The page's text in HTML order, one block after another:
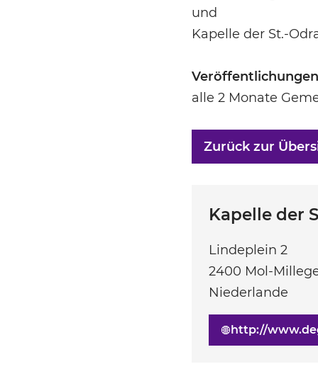
und
Kapelle der St.-
Veröffentlichungen
alle 2 Monate
Zurück zur
Kapelle der
Lindeplein 2
2400 Mol-
Niederlande
http://